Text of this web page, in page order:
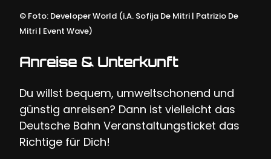
© Foto: Developer World (i.A. Sofija De Mitri | Patrizio De
Mitri | Event Wave)
Anreise & Unterkunft
Du willst bequem, umweltschonend und
günstig anreisen? Dann ist vielleicht das
Deutsche Bahn Veranstaltungsticket das
Richtige für Dich!